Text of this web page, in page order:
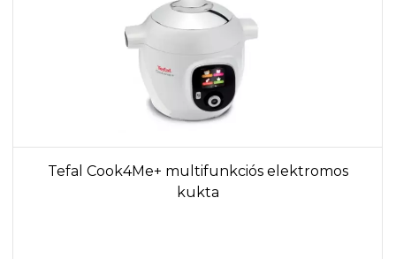
Tefal Cook4Me+ multifunkciós elektromos
kukta